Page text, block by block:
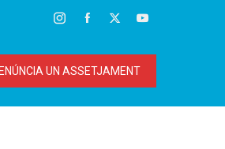
UN ASSETJAMENT